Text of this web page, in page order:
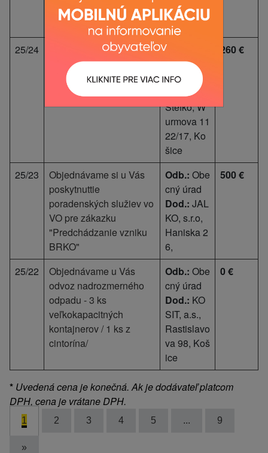
21/3, Koši
ce
25/24
Objednávame i u Vás
prepravu autobusom pre
členov klubu dôchodcov
na jednodňový zájazd.
Odb.:
cný úrad
Dod.:
Ing.
Radovan
Štefko, W
urmova 11
22/17, Ko
šice
260 €
25/23
Objednávame si u Vás
poskytnuttie
poradenských služiev vo
VO pre zákazku
"Predchádzanie vzniku
BRKO"
Odb.: Obe
cný úrad
Dod.: JAL
KO, s.r.o,
Haniska 2
6,
500 €
25/22
Objednávame u Vás
odvoz nadrozmerného
odpadu - 3 ks
veľkokapacitných
kontajnerov / 1 ks z
cintorína/
Odb.: Obe
cný úrad
Dod.: KO
SIT, a.s.,
Rastislavo
va 98, Koš
ice
0 €
* Uvedená cena je konečná. Ak je dodávateľ platcom
DPH, cena je vrátane DPH.
1 2 3 4 5 ... 9
»